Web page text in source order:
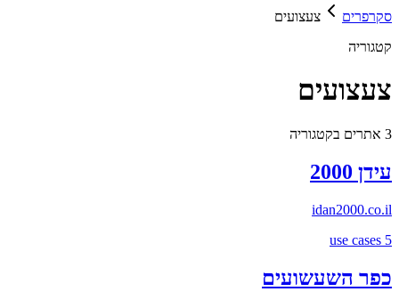
סקרפרים
צעצועים
קטגוריה
צעצועים
3 אתרים בקטגוריה
עידן 2000
idan2000.co.il
5
כפר השעשועים